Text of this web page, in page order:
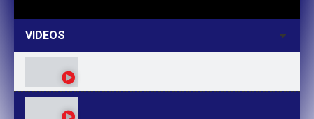
VIDEOS